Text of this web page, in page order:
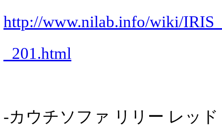
http://www.nilab.info/wiki/
_201.html
-カウチソファ リリー レッド